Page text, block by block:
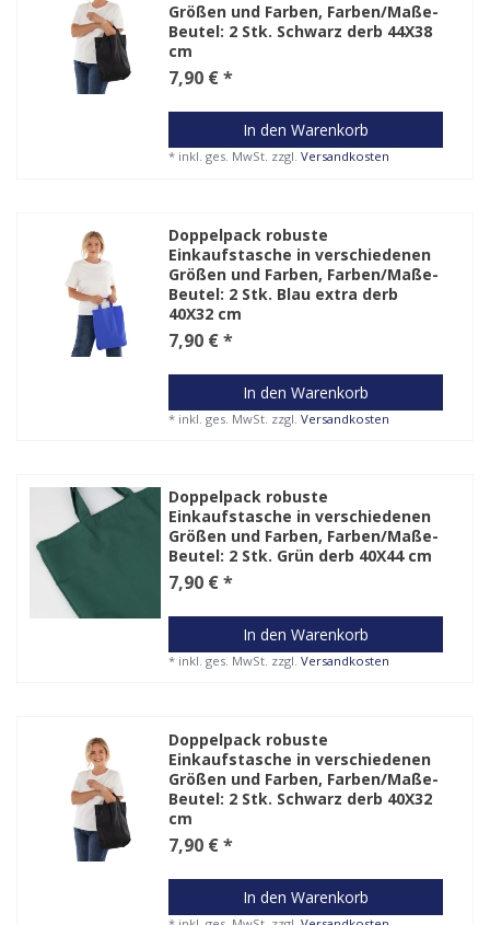
Größen und Farben, Farben/Maße-
Beutel: 2 Stk. Schwarz derb 44X38
cm
7,90 € *
In den Warenkorb
* inkl. ges. MwSt. zzgl.Versandkosten
Doppelpack robuste
Einkaufstasche in verschiedenen
Größen und Farben, Farben/Maße-
Beutel: 2 Stk. Blau extra derb
40X32 cm
7,90 € *
In den Warenkorb
* inkl. ges. MwSt. zzgl.Versandkosten
Doppelpack robuste
Einkaufstasche in verschiedenen
Größen und Farben, Farben/Maße-
Beutel: 2 Stk. Grün derb 40X44 cm
7,90 € *
In den Warenkorb
* inkl. ges. MwSt. zzgl.Versandkosten
Doppelpack robuste
Einkaufstasche in verschiedenen
Größen und Farben, Farben/Maße-
Beutel: 2 Stk. Schwarz derb 40X32
cm
7,90 € *
In den Warenkorb